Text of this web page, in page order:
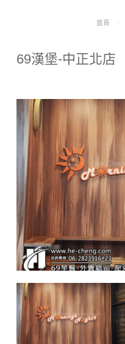
首頁
69漢堡-中正北店